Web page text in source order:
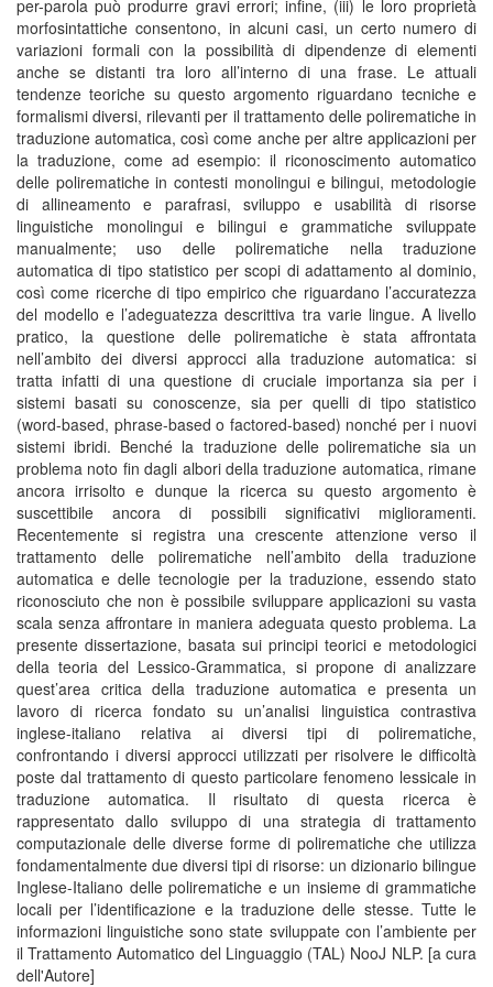
per-parola può produrre gravi errori; infine, (iii) le loro proprietà
morfosintattiche consentono, in alcuni casi, un certo numero di
variazioni formali con la possibilità di dipendenze di elementi
anche se distanti tra loro all’interno di una frase. Le attuali
tendenze teoriche su questo argomento riguardano tecniche e
formalismi diversi, rilevanti per il trattamento delle polirematiche in
traduzione automatica, così come anche per altre applicazioni per
la traduzione, come ad esempio: il riconoscimento automatico
delle polirematiche in contesti monolingui e bilingui, metodologie
di allineamento e parafrasi, sviluppo e usabilità di risorse
linguistiche monolingui e bilingui e grammatiche sviluppate
manualmente; uso delle polirematiche nella traduzione
automatica di tipo statistico per scopi di adattamento al dominio,
così come ricerche di tipo empirico che riguardano l’accuratezza
del modello e l’adeguatezza descrittiva tra varie lingue. A livello
pratico, la questione delle polirematiche è stata affrontata
nell’ambito dei diversi approcci alla traduzione automatica: si
tratta infatti di una questione di cruciale importanza sia per i
sistemi basati su conoscenze, sia per quelli di tipo statistico
(word-based, phrase-based o factored-based) nonché per i nuovi
sistemi ibridi. Benché la traduzione delle polirematiche sia un
problema noto fin dagli albori della traduzione automatica, rimane
ancora irrisolto e dunque la ricerca su questo argomento è
suscettibile ancora di possibili significativi miglioramenti.
Recentemente si registra una crescente attenzione verso il
trattamento delle polirematiche nell’ambito della traduzione
automatica e delle tecnologie per la traduzione, essendo stato
riconosciuto che non è possibile sviluppare applicazioni su vasta
scala senza affrontare in maniera adeguata questo problema. La
presente dissertazione, basata sui principi teorici e metodologici
della teoria del Lessico-Grammatica, si propone di analizzare
quest’area critica della traduzione automatica e presenta un
lavoro di ricerca fondato su un’analisi linguistica contrastiva
inglese-italiano relativa ai diversi tipi di polirematiche,
confrontando i diversi approcci utilizzati per risolvere le difficoltà
poste dal trattamento di questo particolare fenomeno lessicale in
traduzione automatica. Il risultato di questa ricerca è
rappresentato dallo sviluppo di una strategia di trattamento
computazionale delle diverse forme di polirematiche che utilizza
fondamentalmente due diversi tipi di risorse: un dizionario bilingue
Inglese-Italiano delle polirematiche e un insieme di grammatiche
locali per l’identificazione e la traduzione delle stesse. Tutte le
informazioni linguistiche sono state sviluppate con l’ambiente per
il Trattamento Automatico del Linguaggio (TAL) NooJ NLP. [a cura
dell'Autore]